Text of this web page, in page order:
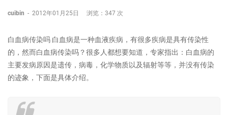
cuibin - 2012年01月25日 浏览： 347 次
白血病传染吗 白血病是一种血液疾病，有很多疾病是具有传染性
的，然而白血病传染吗？很多人都想要知道，专家指出：白血病的
主要发病原因是遗传，病毒，化学物质以及辐射等等，并没有传染
的迹象，下面是具体介绍。